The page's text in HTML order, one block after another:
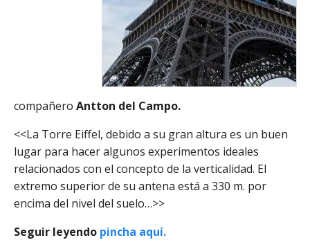
compañero Antton del Campo.
<<La Torre Eiffel, debido a su gran altura es un buen
lugar para hacer algunos experimentos ideales
relacionados con el concepto de la verticalidad. El
extremo superior de su antena está a 330 m. por
encima del nivel del suelo…>>
Seguir leyendo pincha aquí.